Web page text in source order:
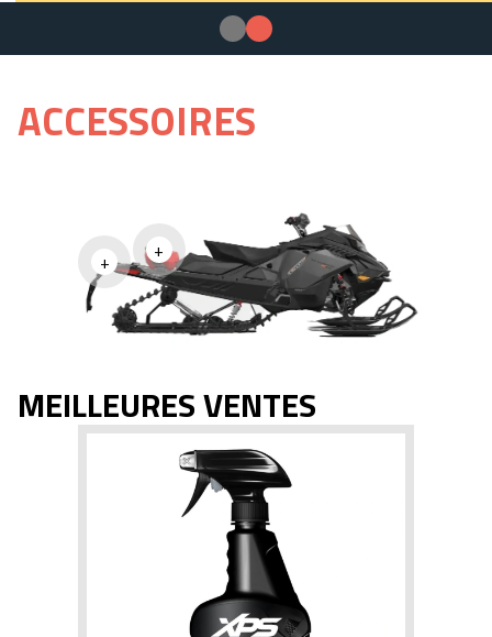
ACCESSOIRES
+ +
MEILLEURES VENTES